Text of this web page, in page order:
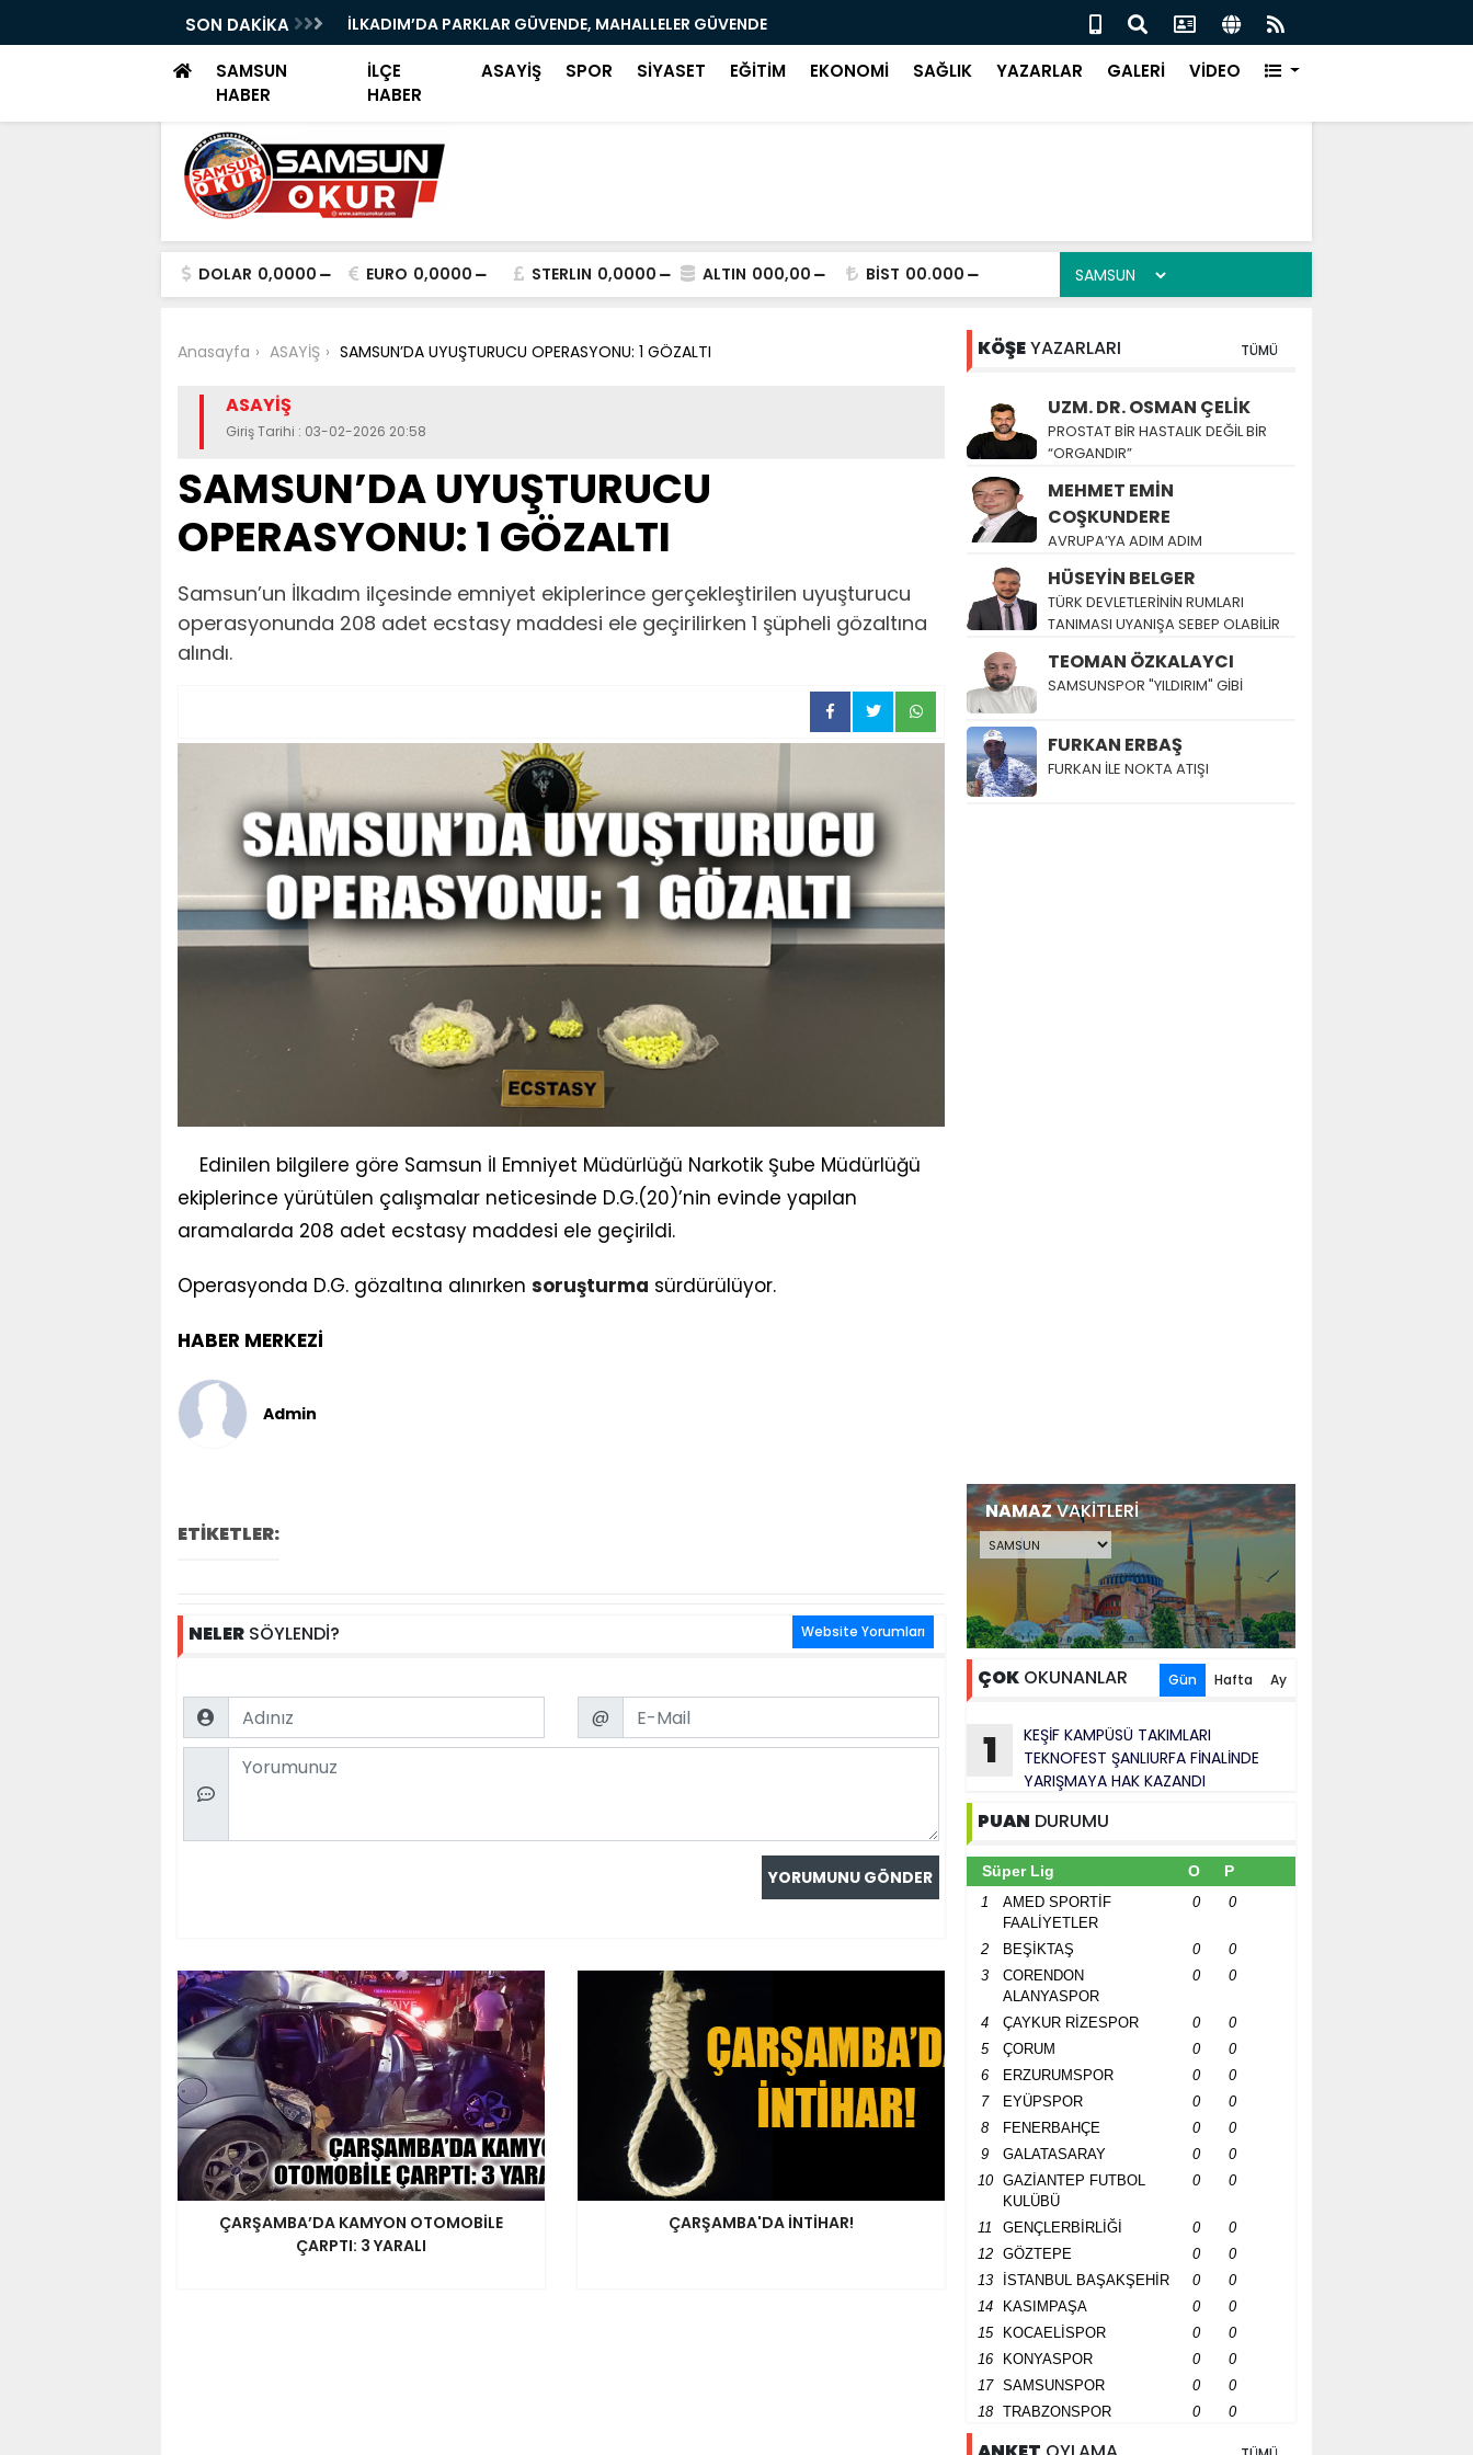
SON DAKİKA
TEKNOFEST ŞANLIURFA FİNALİNDE
İLKADIM’DA PARKLAR GÜVENDE, MAHALLELER GÜVENDE SAMSUN’DA ‘BU KAMPTA HAYAT VAR’
SAMSUN
HABER
İLÇE
HABER
ASAYİŞ SPOR SİYASET EĞİTİM EKONOMİ SAĞLIK YAZARLAR GALERİ VİDEO
DOLAR 0,0000 EURO 0,0000 STERLIN 0,0000 ALTIN 000,00 BİST 00.000
Anasayfa ASAYİŞ SAMSUN’DA UYUŞTURUCU OPERASYONU: 1 GÖZALTI
ASAYİŞ
Giriş Tarihi : 03-02-2026 20:58
SAMSUN’DA UYUŞTURUCU
OPERASYONU: 1 GÖZALTI
Samsun’un İlkadım ilçesinde emniyet ekiplerince gerçekleştirilen uyuşturucu
operasyonunda 208 adet ecstasy maddesi ele geçirilirken 1 şüpheli gözaltına
alındı.
Edinilen bilgilere göre Samsun İl Emniyet Müdürlüğü Narkotik Şube Müdürlüğü
ekiplerince yürütülen çalışmalar neticesinde D.G.(20)’nin evinde yapılan
aramalarda 208 adet ecstasy maddesi ele geçirildi.
Operasyonda D.G. gözaltına alınırken soruşturma sürdürülüyor.
HABER MERKEZİ
Admin
ETİKETLER:
NELER SÖYLENDİ? Website Yorumları
Name Email
@
Comment
ÇARŞAMBA’DA KAMYON OTOMOBİLE
ÇARPTI: 3 YARALI
ÇARŞAMBA'DA İNTİHAR!
KÖŞEYAZARLARI TÜMÜ
UZM. DR. OSMAN ÇELİK
PROSTAT BİR HASTALIK DEĞİL BİR
“ORGANDIR”
MEHMET EMİN
COŞKUNDERE
AVRUPA’YA ADIM ADIM
HÜSEYİN BELGER
TÜRK DEVLETLERİNİN RUMLARI
TANIMASI UYANIŞA SEBEP OLABİLİR
TEOMAN ÖZKALAYCI
SAMSUNSPOR "YILDIRIM" GİBİ
FURKAN ERBAŞ
FURKAN İLE NOKTA ATIŞI
NAMAZVAKİTLERİ
ÇOK OKUNANLAR Gün Hafta Ay
1
KEŞİF KAMPÜSÜ TAKIMLARI
TEKNOFEST ŞANLIURFA FİNALİNDE
YARIŞMAYA HAK KAZANDI
PUAN DURUMU
Süper Lig O P
1
AMED SPORTİF
FAALİYETLER
0 0
2 BEŞİKTAŞ 0
0
3
CORENDON
ALANYASPOR
0 0
4 ÇAYKUR RİZESPOR 0
0
5
ÇORUM 0
0
6
ERZURUMSPOR 0
0
7
EYÜPSPOR 0
0
8
FENERBAHÇE 0
0
9
GALATASARAY 0
0
10
GAZİANTEP FUTBOL
KULÜBÜ
0 0
11 GENÇLERBİRLİĞİ 0
0
12
GÖZTEPE 0
0
13
İSTANBUL BAŞAKŞEHİR 0
0
14
KASIMPAŞA 0
0
15
KOCAELİSPOR 0
0
16
KONYASPOR 0
0
17
SAMSUNSPOR 0
0
18
TRABZONSPOR 0 0